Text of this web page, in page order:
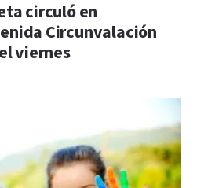
circuló en
Circunvalación
viernes